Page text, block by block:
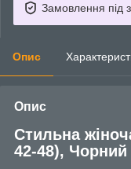
Замовлення під
Опис
Опис
Стильна
42-48), Чорний